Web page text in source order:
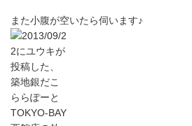
また小腹が空いたら伺います♪